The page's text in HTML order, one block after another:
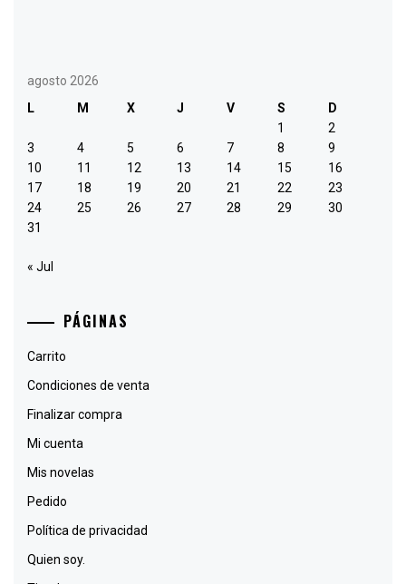
agosto 2026
L
M X J V S
D
1
2
3
4 5 6 7 8
9
10
11 12 13 14 15
16
17
18 19 20 21 22
23
24
25 26 27 28 29
30
31
« Jul
PÁGINAS
Carrito
Condiciones de venta
Finalizar compra
Mi cuenta
Mis novelas
Pedido
Política de privacidad
Quien soy.